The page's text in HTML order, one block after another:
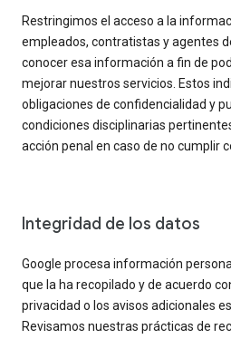
Restringimos el acceso a la
empleados, contratistas y agentes
conocer esa información a fin de
mejorar nuestros servicios. Estos
obligaciones de confidencialidad y
condiciones disciplinarias
acción penal en caso de no cumplir
Integridad de los datos
Google procesa información
que la ha recopilado y de acuerdo
privacidad o los avisos adicionales
Revisamos nuestras prácticas de